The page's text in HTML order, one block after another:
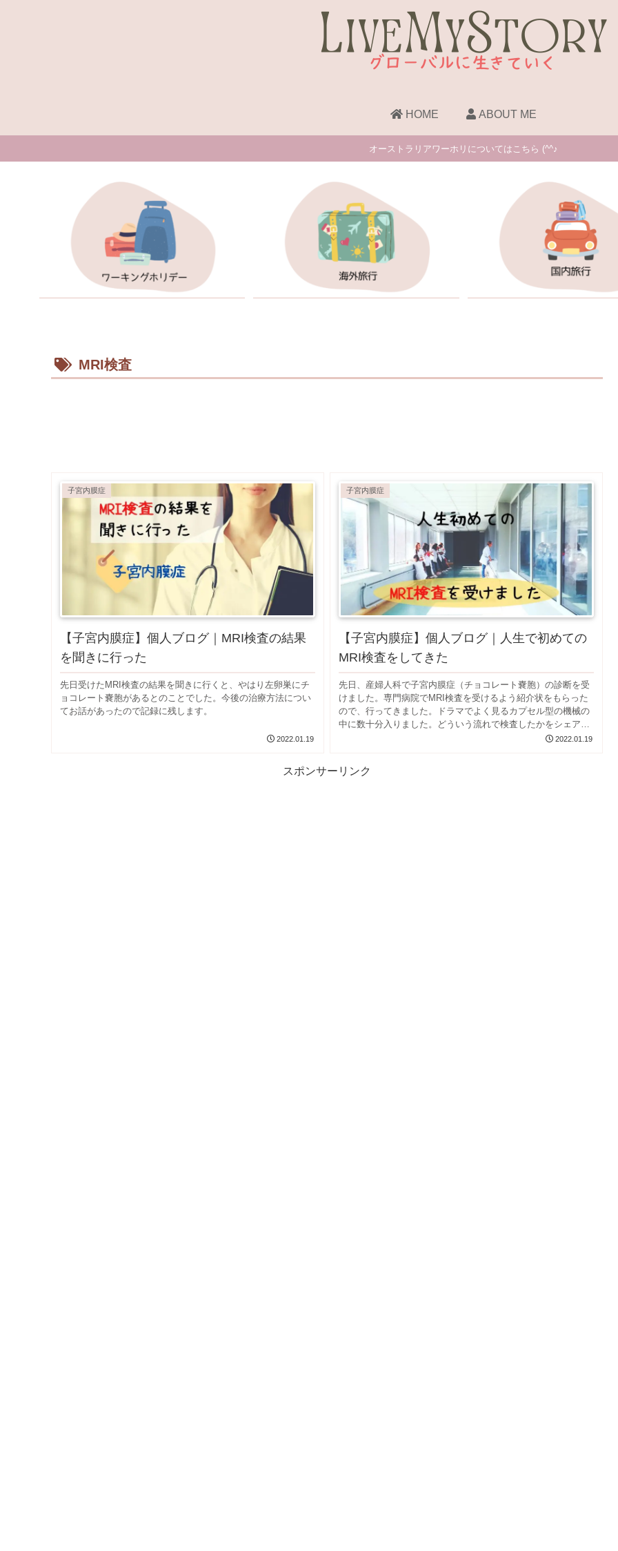
HOME ABOUT ME
オーストラリアワーホリについてはこちら (^^♪
MRI検査
子宮内膜症
【子宮内膜症】個人ブログ｜MRI検査の結果
を聞きに行った
先日受けたMRI検査の結果を聞きに行くと、やはり左卵巣にチ
ョコレート嚢胞があるとのことでした。今後の治療方法につい
てお話があったので記録に残します。
2022.01.19
子宮内膜症
【子宮内膜症】個人ブログ｜人生で初めての
MRI検査をしてきた
先日、産婦人科で子宮内膜症（チョコレート嚢胞）の診断を受
けました。専門病院でMRI検査を受けるよう紹介状をもらった
ので、行ってきました。ドラマでよく見るカプセル型の機械の
中に数十分入りました。どういう流れで検査したかをシェアし
2022.01.19
スポンサーリンク